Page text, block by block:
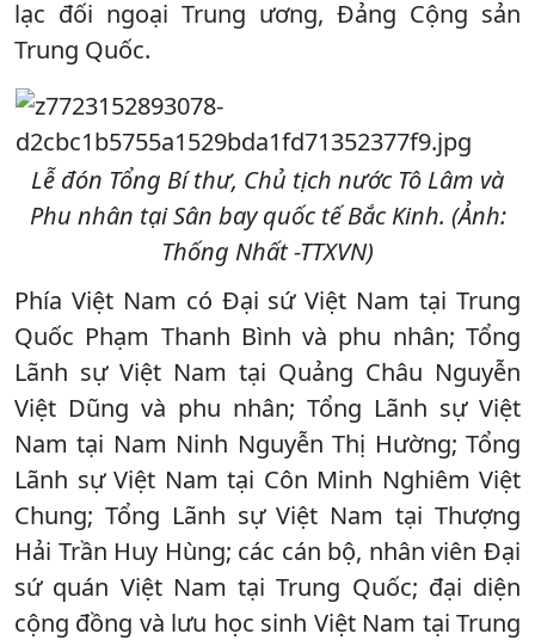
lạc đối ngoại Trung ương, Đảng Cộng sản
Trung Quốc.
Lễ đón Tổng Bí thư, Chủ tịch nước Tô Lâm và
Phu nhân tại Sân bay quốc tế Bắc Kinh. (Ảnh:
Thống Nhất -TTXVN)
Phía Việt Nam có Đại sứ Việt Nam tại Trung
Quốc Phạm Thanh Bình và phu nhân; Tổng
Lãnh sự Việt Nam tại Quảng Châu Nguyễn
Việt Dũng và phu nhân; Tổng Lãnh sự Việt
Nam tại Nam Ninh Nguyễn Thị Hường; Tổng
Lãnh sự Việt Nam tại Côn Minh Nghiêm Việt
Chung; Tổng Lãnh sự Việt Nam tại Thượng
Hải Trần Huy Hùng; các cán bộ, nhân viên Đại
sứ quán Việt Nam tại Trung Quốc; đại diện
cộng đồng và lưu học sinh Việt Nam tại Trung